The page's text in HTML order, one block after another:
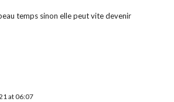
temps sinon elle peut vite devenir
at 06:07